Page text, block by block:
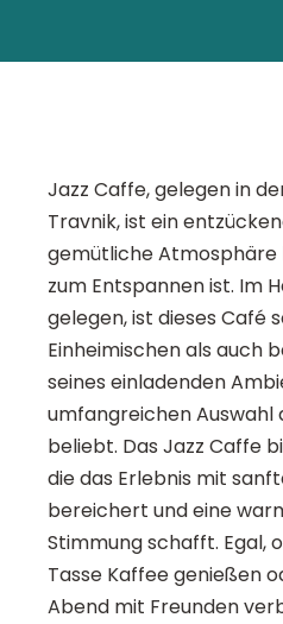
Jazz Caffe, gelegen in
Travnik, ist ein
gemütliche
zum Entspannen ist. Im
gelegen, ist dieses Café
Einheimischen als auch
seines einladenden
umfangreichen Auswahl
beliebt. Das Jazz Caffe
die das Erlebnis mit
bereichert und eine
Stimmung schafft. Egal,
Tasse Kaffee genießen
Abend mit Freunden